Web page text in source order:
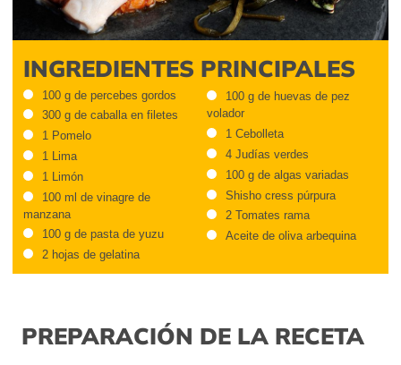
INGREDIENTES PRINCIPALES
100 g de percebes gordos
300 g de caballa en filetes
1 Pomelo
1 Lima
1 Limón
100 ml de vinagre de
manzana
100 g de pasta de yuzu
2 hojas de gelatina
100 g de huevas de pez
volador
1 Cebolleta
4 Judías verdes
100 g de algas variadas
Shisho cress púrpura
2 Tomates rama
Aceite de oliva arbequina
PREPARACIÓN DE LA RECETA